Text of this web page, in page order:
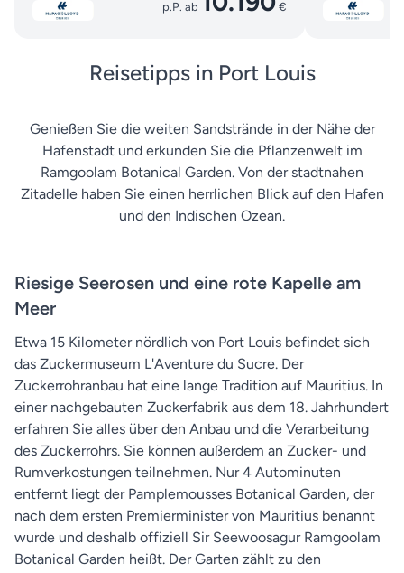
p.P. ab €
Reisetipps in Port Louis
Genießen Sie die weiten Sandstrände in der Nähe der
Hafenstadt und erkunden Sie die Pflanzenwelt im
Ramgoolam Botanical Garden. Von der stadtnahen
Zitadelle haben Sie einen herrlichen Blick auf den Hafen
und den Indischen Ozean.
Riesige Seerosen und eine rote Kapelle am
Meer
Etwa 15 Kilometer nördlich von Port Louis befindet sich
das Zuckermuseum L'Aventure du Sucre. Der
Zuckerrohranbau hat eine lange Tradition auf Mauritius. In
einer nachgebauten Zuckerfabrik aus dem 18. Jahrhundert
erfahren Sie alles über den Anbau und die Verarbeitung
des Zuckerrohrs. Sie können außerdem an Zucker- und
Rumverkostungen teilnehmen. Nur 4 Autominuten
entfernt liegt der Pamplemousses Botanical Garden, der
nach dem ersten Premierminister von Mauritius benannt
wurde und deshalb offiziell Sir Seewoosagur Ramgoolam
Botanical Garden heißt. Der Garten zählt zu den